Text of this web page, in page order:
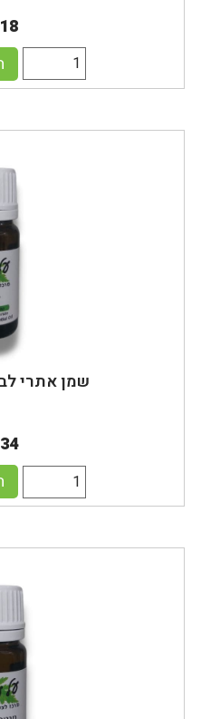
שמן אתרי